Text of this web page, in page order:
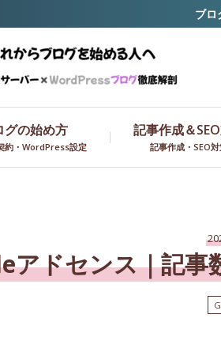
ブロ
グの始め方
約・WordPress設定
記事作成＆
記事作成・SEO
アドセンス｜記事